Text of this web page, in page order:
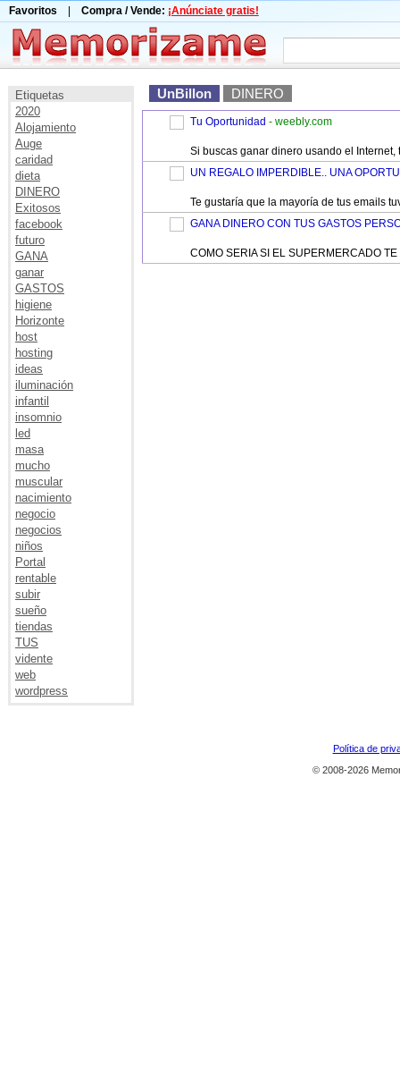
Favoritos Compra / Vende: ¡Anúnciate gratis!
Etiquetas
2020
Alojamiento
Auge
caridad
dieta
DINERO
Exitosos
facebook
futuro
GANA
ganar
GASTOS
higiene
Horizonte
host
hosting
ideas
iluminación
infantil
insomnio
led
masa
mucho
muscular
nacimiento
negocio
negocios
niños
Portal
rentable
subir
sueño
tiendas
TUS
vidente
web
wordpress
UnBillon DINERO
Tu Oportunidad - weebly.com
Si buscas ganar dinero usando el
UN REGALO IMPERDIBLE.. UNA
Te gustaría que la mayoría de tus emails
GANA DINERO CON TUS GASTOS
COMO SERIA SI EL SUPERMERCADO
Política de
© 2008-2026